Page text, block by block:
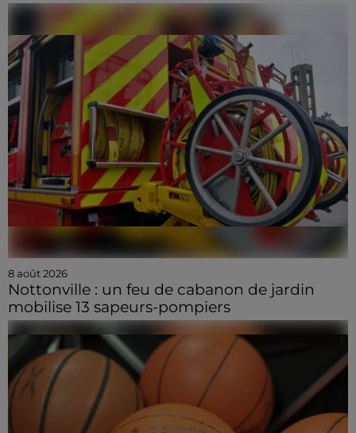
8 août 2026
Nottonville : un feu de cabanon de jardin
mobilise 13 sapeurs-pompiers